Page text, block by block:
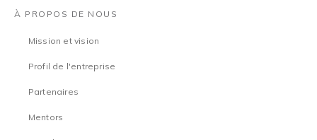
À PROPOS DE NOUS
Mission et vision
Profil de l'entreprise
Partenaires
Mentors